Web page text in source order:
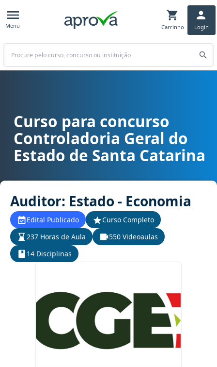
Menu Carrinho Login
Buscar
Curso para concurso CGE SC - Controladoria Geral do Estado de
Curso para concurso
Controladoria Geral do
Estado de Santa Catarina
Auditor: Estado - Economia
Edital Publicado
Curso Completo
237 Horas de Aula
550 Videoaulas
14 Disciplinas